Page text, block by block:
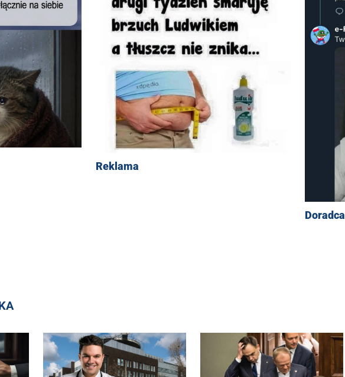
Reklama
Doradca